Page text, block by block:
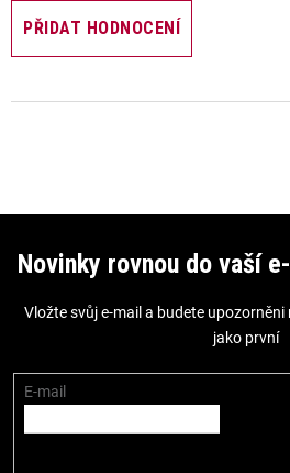
PŘIDAT HODNOCENÍ
Novinky rovnou do vaší
Vložte svůj e-mail a budete
jako první
E-mail